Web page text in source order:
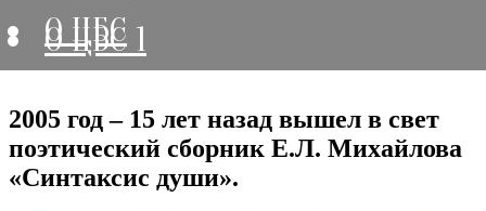
О ЦБС
О ЦБС 1
2005 год – 15 лет назад вышел в свет
поэтический сборник Е.Л. Михайлова
«Синтаксис души».